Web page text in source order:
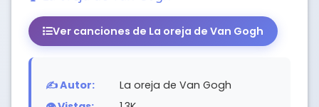
Ver canciones de La oreja de Van Gogh
✍️ Autor:
La oreja de Van Gogh